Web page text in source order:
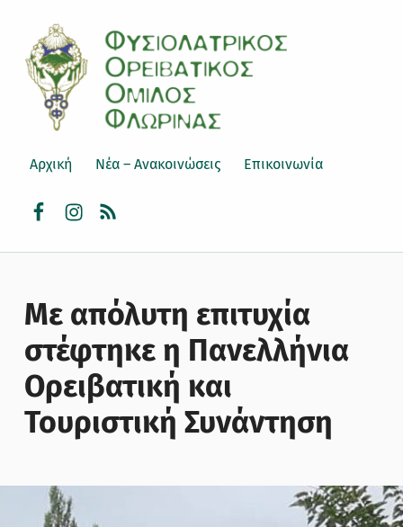
Αρχική Νέα – Ανακοινώσεις Επικοινωνία
Με απόλυτη επιτυχία
στέφτηκε η Πανελλήνια
Ορειβατική και
Τουριστική Συνάντηση